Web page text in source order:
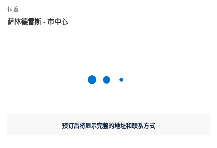
位置
萨林德雷斯 - 市中心
预订后将显示完整的地址和联系方式